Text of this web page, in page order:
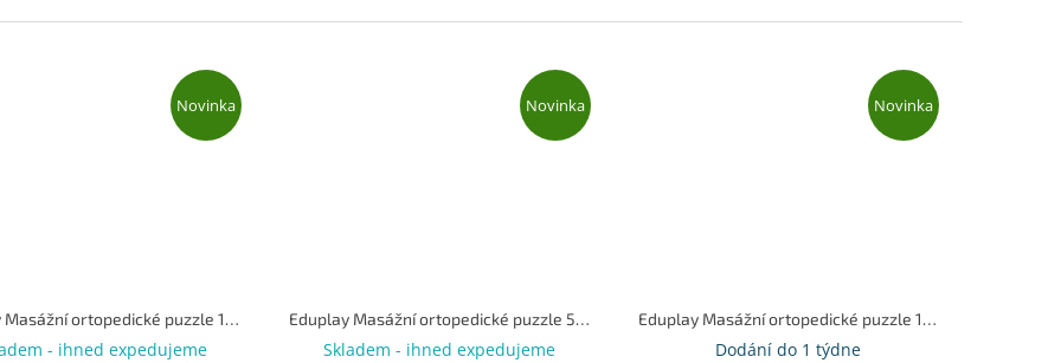
Novinka
Eduplay Masážní ortopedické puzzle 11 dílů
- ihned expedujeme
Novinka
Eduplay Masážní ortopedické puzzle 5 dílů
Skladem - ihned expedujeme
Novinka
Eduplay Masážní ortopedické puzzle 19 dílů
Dodání do 1 týdne